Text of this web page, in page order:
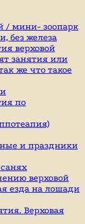
/ мини- зоопарк
без железа
верховой
занятия или
же что такое
по
и праздники
верховой
езда на лошади
Верховая